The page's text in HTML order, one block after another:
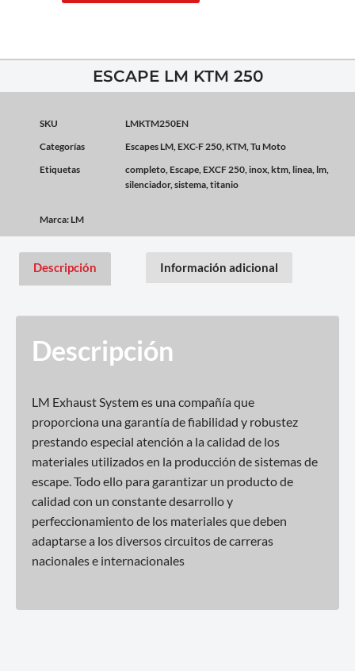
ESCAPE LM KTM 250
SKU
LMKTM250EN
Categorías
Escapes LM, EXC-F 250, KTM,Tu Moto
Etiquetas
completo, Escape, EXCF 250,inox,ktm, linea, lm,
silenciador,sistema,titanio
Marca: LM
Descripción Información adicional
Descripción
LM Exhaust System es una compañía que
proporciona una garantía de fiabilidad y robustez
prestando especial atención a la calidad de los
materiales utilizados en la producción de sistemas de
escape. Todo ello para garantizar un producto de
calidad con un constante desarrollo y
perfeccionamiento de los materiales que deben
adaptarse a los diversos circuitos de carreras
nacionales e internacionales